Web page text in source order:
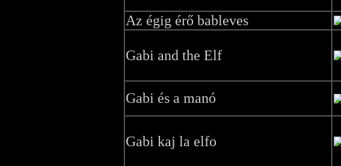
Az égig érő bableves
Gabi and the Elf
Gabi és a manó
Gabi kaj la elfo